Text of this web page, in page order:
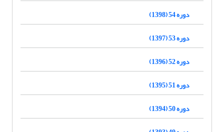
دوره 54 (1398)
دوره 53 (1397)
دوره 52 (1396)
دوره 51 (1395)
دوره 50 (1394)